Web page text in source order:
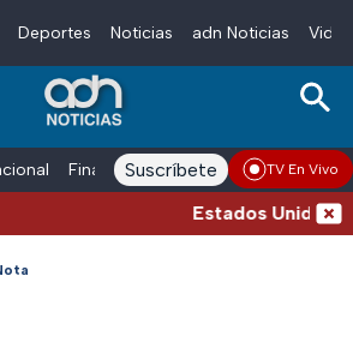
Deportes Noticias adn Noticias
Finanzas adn Noticias Radio
Suscríbete TV En Vivo
Estados Unidos